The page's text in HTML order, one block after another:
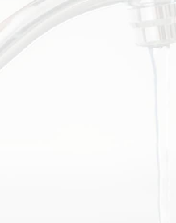
作業の方から「思い切って本体ごと
きは少し迷いましたが、「便座はま